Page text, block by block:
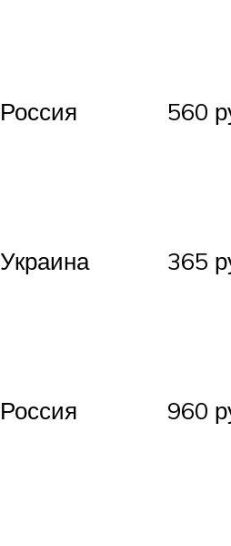
Россия 560
Украина 365
Россия 960